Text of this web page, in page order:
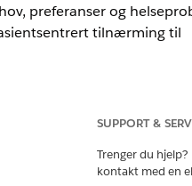
preferanser og
tilnærming til
å lage enSUPPORT &
Trenger du
kontakt med en